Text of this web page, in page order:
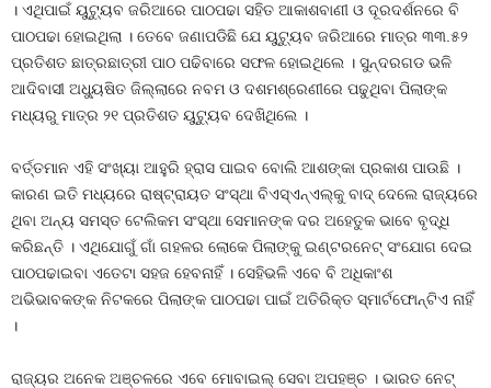
। ଏଥିପାଇଁ ୟୁଟ୍ୟୁବ ଜରିଆରେ ପାଠପଢା ସହିତ ଆକାଶବାଣୀ ଓ ଦୂରଦର୍ଶନରେ ବି
ପାଠପଢା ହୋଇଥିଲା । ତେବେ ଜଣାପଡିଛି ଯେ ୟୁଟ୍ୟୁବ ଜରିଆରେ ମାତ୍ର ୩୩.୫୨
ପ୍ରତିଶତ ଛାତ୍ରଛାତ୍ରୀ ପାଠ ପଢିବାରେ ସଫଳ ହୋଇଥିଲେ । ସୁନ୍ଦରଗଡ ଭଳି
ଆଦିବାସୀ ଅଧ୍ୟୁଷିତ ଜିଲ୍ଲାରେ ନବମ ଓ ଦଶମଶ୍ରେଣୀରେ ପଢୁଥିବା ପିଲାଙ୍କ
ମଧ୍ୟରୁ ମାତ୍ର ୨୧ ପ୍ରତିଶତ ୟୁଟ୍ୟୁବ ଦେଖିଥିଲେ ।
ବର୍ତ୍ତମାନ ଏହି ସଂଖ୍ୟା ଆହୁରି ହ୍ରାସ ପାଇବ ବୋଲି ଆଶଙ୍କା ପ୍ରକାଶ ପାଉଛି ।
କାରଣ ଇତି ମଧ୍ୟରେ ରାଷ୍ଟ୍ରାୟତ ସଂସ୍ଥା ବିଏସ୍‍ଏନ୍‍ଏଲ୍‍କୁ ବାଦ୍‍ ଦେଲେ ରାଜ୍ୟରେ
ଥିବା ଅନ୍ୟ ସମସ୍ତ ଟେଲିକମ ସଂସ୍ଥା ସେମାନଙ୍କ ଦର ଅହେତୁକ ଭାବେ ବୃଦ୍ଧି
କରିଛନ୍ତି । ଏଥିଯୋଗୁଁ ଗାଁ ଗହଳର ଲୋକେ ପିଲାଙ୍କୁ ଇଣ୍ଟରନେଟ୍‍ ସଂଯୋଗ ଦେଇ
ପାଠପଢାଇବା ଏତେଟା ସହଜ ହେବନାହିଁ । ସେହିଭଳି ଏବେ ବି ଅଧିକାଂଶ
ଅଭିଭାବକଙ୍କ ନିଟକରେ ପିଲାଙ୍କ ପାଠପଢା ପାଇଁ ଅତିରିକ୍ତ ସ୍ମାର୍ଟଫୋନ୍‍ଟିଏ ନାହିଁ
।
ରାଜ୍ୟର ଅନେକ ଅଞ୍ଚଳରେ ଏବେ ମୋବାଇଲ୍‍ ସେବା ଅପହଞ୍ଚ । ଭାରତ ନେଟ୍‍